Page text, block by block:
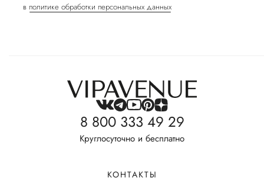
в политике обработки персональных данных
8 800 333 49 29
Круглосуточно и бесплатно
КОНТАКТЫ